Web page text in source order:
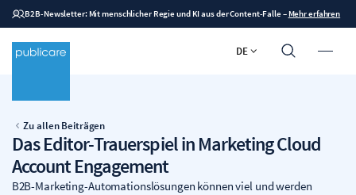
B2B-Newsletter: Mit menschlicher Regie und KI aus der Content-Falle– Mehr erfahren
DE
Zu allen Beiträgen
Das Editor-Trauerspiel in Marketing Cloud
Account Engagement
B2B-Marketing-Automationslösungen können viel und werden